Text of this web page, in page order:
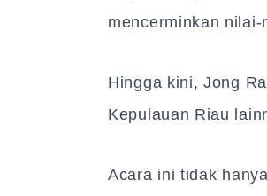
mencerminkan
Hingga kini, Jong
Kepulauan Riau
Acara ini tidak